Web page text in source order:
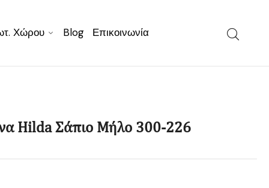
Χώρου Blog Επικοινωνία
Hilda Σάπιο Μήλο 300-226